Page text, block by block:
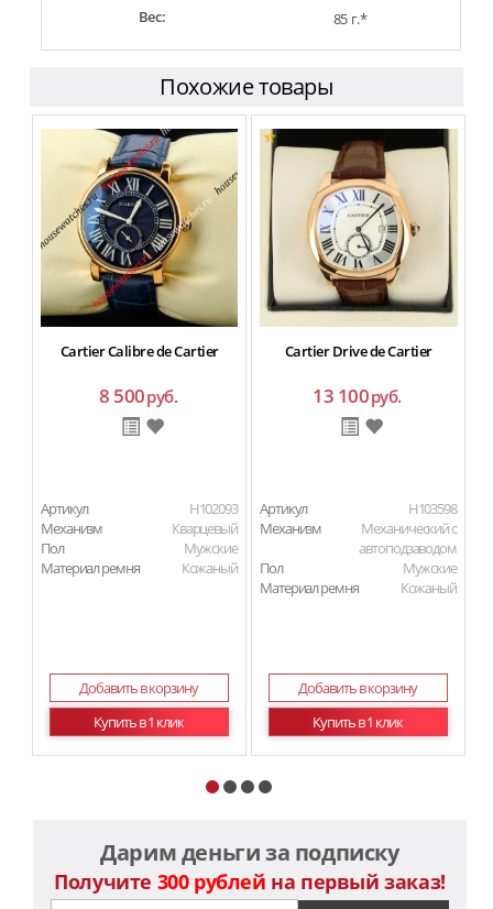
Вес:
85 г.*
Похожие товары
Cartier Calibre de Cartier
8 500руб.
Артикул
H102093
Механизм
Кварцевый
Пол
Мужские
Материал ремня
Кожаный
Добавить в корзину
Купить в 1 клик
Cartier Drive de Cartier
13 100руб.
Артикул
H103598
Механизм
Механический с
автоподзаводом
Пол
Мужские
Материал ремня
Кожаный
Добавить в корзину
Купить в 1 клик
Дарим деньги за подписку
Получите 300 рублей на первый заказ!